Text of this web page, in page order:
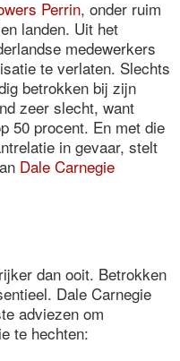
Perrin, onder ruim
landen. Uit het
medewerkers
te verlaten. Slechts
betrokken bij zijn
zeer slecht, want
50 procent. En met die
in gevaar, stelt
Dale Carnegie
dan ooit. Betrokken
Dale Carnegie
adviezen om
te hechten: